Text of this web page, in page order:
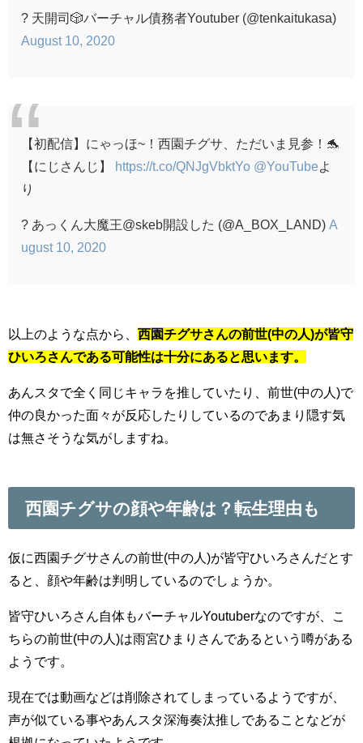
? 天開司🎲バーチャル債務者Youtuber (@tenkaitukasa)
August 10, 2020
【初配信】にゃっほ~！西園チグサ、ただいま見参！🐬
【にじさんじ】
https://t.co/QNJgVbktYo @YouTube よ
り
? あっくん大魔王@skeb開設した (@A_BOX_LAND) A
ugust 10, 2020
以上のような点から、 西園チグサさんの前世(中の人)が皆守
ひいろさんである可能性は十分にあると思います。
あんスタで全く同じキャラを推していたり、前世(中の人)で
仲の良かった面々が反応したりしているのであまり隠す気
は無さそうな気がしますね。
西園チグサの顔や年齢は？転生理由も
仮に西園チグサさんの前世(中の人)が皆守ひいろさんだとす
ると、顔や年齢は判明しているのでしょうか。
皆守ひいろさん自体もバーチャルYoutuberなのですが、こ
ちらの前世(中の人)は雨宮ひまりさんであるという噂がある
ようです。
現在では動画などは削除されてしまっているようですが、
声が似ている事やあんスタ深海奏汰推しであることなどが